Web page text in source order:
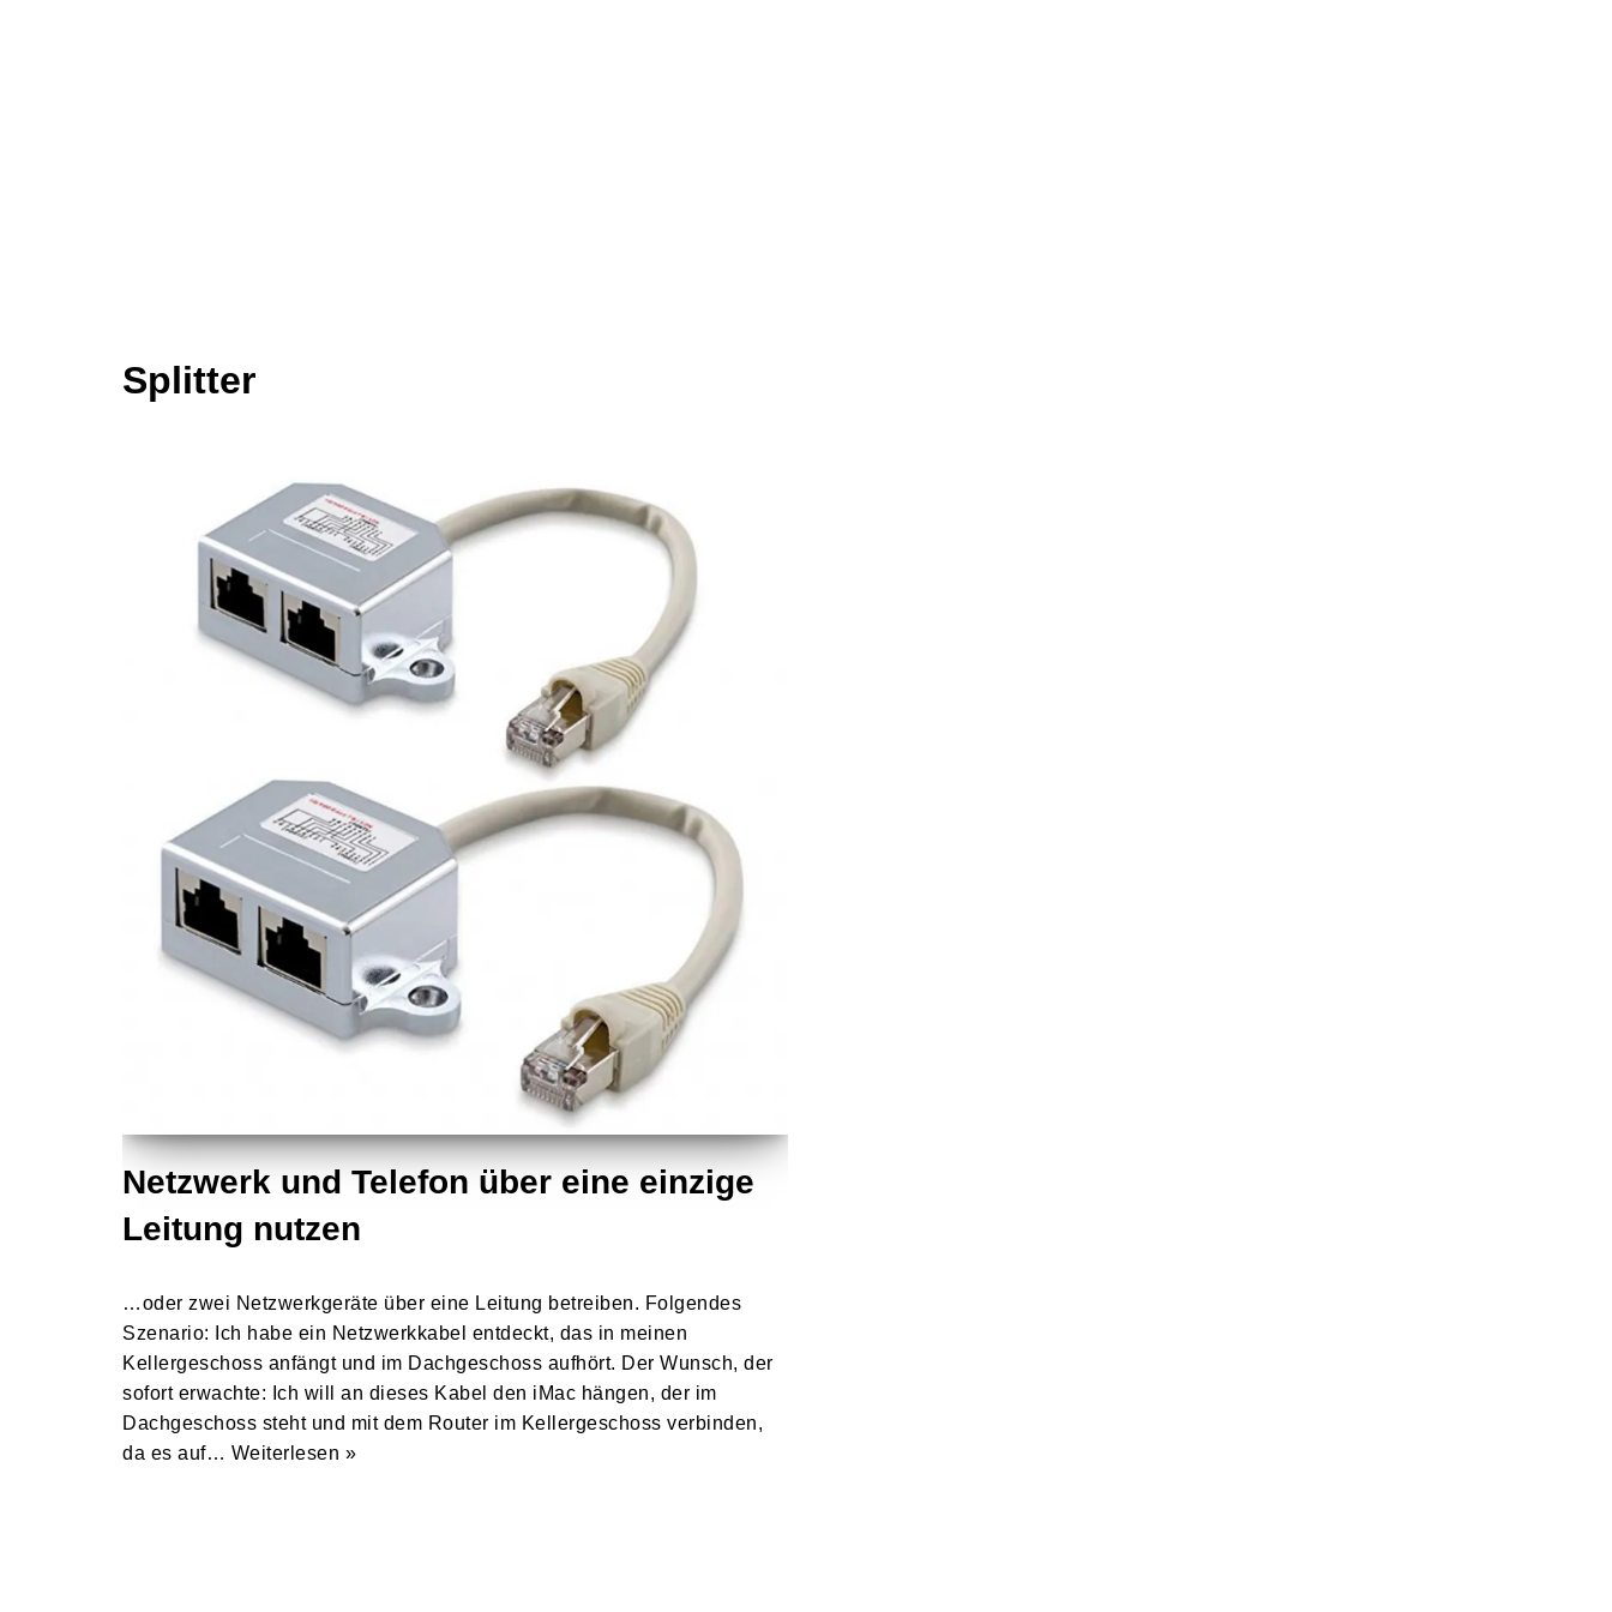
Splitter
Netzwerk und Telefon über eine einzige
Leitung nutzen
…oder zwei Netzwerkgeräte über eine Leitung betreiben. Folgendes
Szenario: Ich habe ein Netzwerkkabel entdeckt, das in meinen
Kellergeschoss anfängt und im Dachgeschoss aufhört. Der Wunsch, der
sofort erwachte: Ich will an dieses Kabel den iMac hängen, der im
Dachgeschoss steht und mit dem Router im Kellergeschoss verbinden,
da es auf… Weiterlesen »